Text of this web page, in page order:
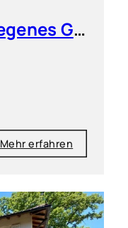
Absolut ruhig gelegenes Grundstück in exklusiver Wohnlage
Mehr erfahren